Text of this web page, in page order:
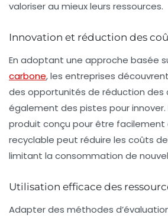
valoriser au mieux leurs ressources.
Innovation et réduction des
En adoptant une approche basée
carbone, les entreprises
des opportunités de réduction des
également des pistes pour innover.
produit conçu pour être
recyclable peut réduire les coûts
limitant la consommation de
Utilisation efficace des
Adapter des méthodes